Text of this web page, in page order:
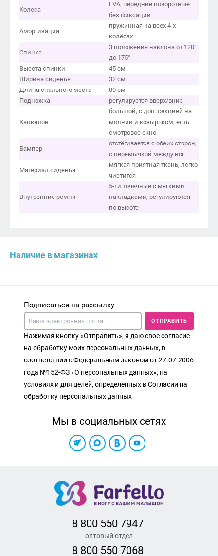
Колеса
EVA, передние поворотные
без фиксации
Амортизация
пружинная на всех 4-х
колёсах
Спинка
3 положения наклона от 120°
до 175°
Высота спинки
45 см
Ширина сиденья
32 см
Длина спального места
80 см
Подножка
регулируется вверх/вниз
Капюшон
большой, с доп. секцией на
молнии и козырьком, есть
смотровое окно
Бампер
отстёгивается с обеих сторон,
с перемычкой между ног
Материал сиденья
мягкая приятная ткань, легко
чистится
Внутренние ремни
5-ти точечные с мягкими
накладками, регулируются
по высоте
Наличие в магазинах
Подписаться на рассылку
ОТПРАВИТЬ
Нажимая кнопку «Отправить», я даю свое согласие
на обработку моих персональных данных, в
соответствии с Федеральным законом от 27.07.2006
года №152-ФЗ «О персональных данных», на
условиях и для целей, определенных в Согласии на
обработку персональных данных
Мы в социальных сетях
8 800 550 7947
оптовый отдел
8 800 550 7068